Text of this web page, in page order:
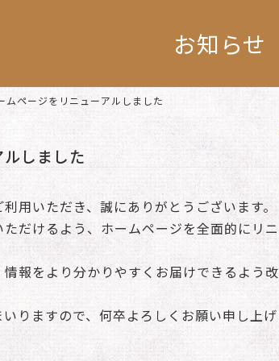
お知らせ
ムページをリニューアルしました
しました
用いただき、誠にありがとうございます。
だけるよう、ホームページを全面的にリ
報をより分かりやすくお届けできるよう
りますので、何卒よろしくお願い申し上げ